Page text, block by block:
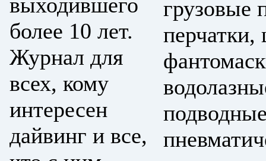
более 10 лет.
Журнал для
всех, кому
интересен
дайвинг и все,
грузовые